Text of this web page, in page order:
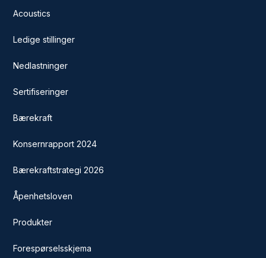
Acoustics
Ledige stillinger
Nedlastninger
Sertifiseringer
Bærekraft
Konsernrapport 2024
Bærekraftstrategi 2026
Åpenhetsloven
Produkter
Forespørselsskjema